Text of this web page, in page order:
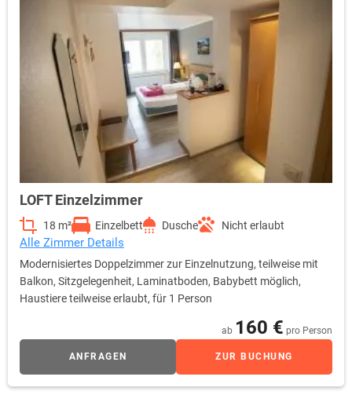
LOFT Einzelzimmer
18 m² Einzelbett Dusche Nicht erlaubt
Alle Zimmer Details
Modernisiertes Doppelzimmer zur Einzelnutzung, teilweise mit
Balkon, Sitzgelegenheit, Laminatboden, Babybett möglich,
Haustiere teilweise erlaubt, für 1 Person
ab 160 € pro Person
ANFRAGEN ZUR BUCHUNG